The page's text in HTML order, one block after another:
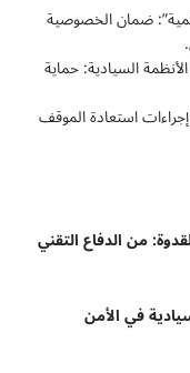
ضمان الخصوصية
السيادية: حماية
إجراءات استعادة الموقف
من الدفاع التقني
في الأمن